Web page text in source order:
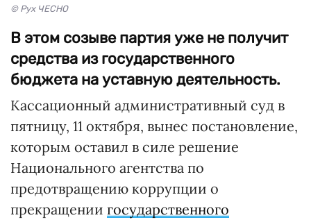
© Рух ЧЕСНО
В этом созыве партия уже не получит
средства из государственного
бюджета на уставную деятельность.
Кассационный административный суд в
пятницу, 11 октября, вынес постановление,
которым оставил в силе решение
Национального агентства по
предотвращению коррупции о
прекращении государственного